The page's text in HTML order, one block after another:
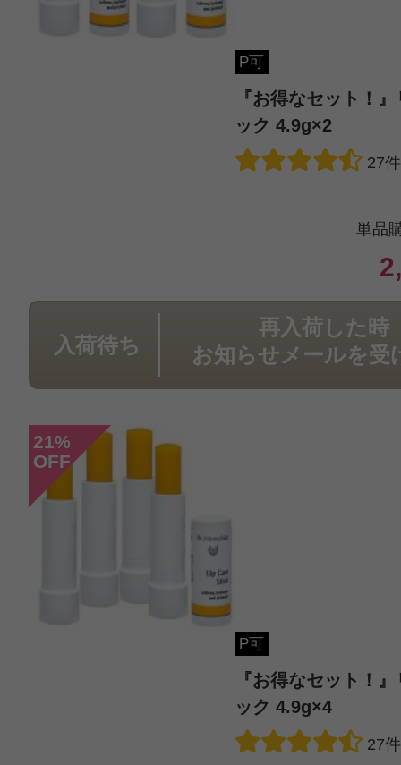
感じた効能：うるおい/低刺激・敏感
購入品：『お得なセット！』リップ
潤い、唇の荒れや、乾燥を防いでく
激で、唇の皮が剥けたりすることも
自然派/ナチュラル化粧品
購入品：『お得なセット！』リップ
突然口唇炎のような症状になり、唇
腫れて、水も浮いてきて固まり…の
た。ストレスからか時折なる症状な
にかく保湿保湿で過ごしているしか
P可
『お得なセット！
ック 4.9g×2
27件
単品
入荷待ち
再入荷した時
お知らせメールを受
21%
OFF
P可
『お得なセット！
ック 4.9g×4
27件